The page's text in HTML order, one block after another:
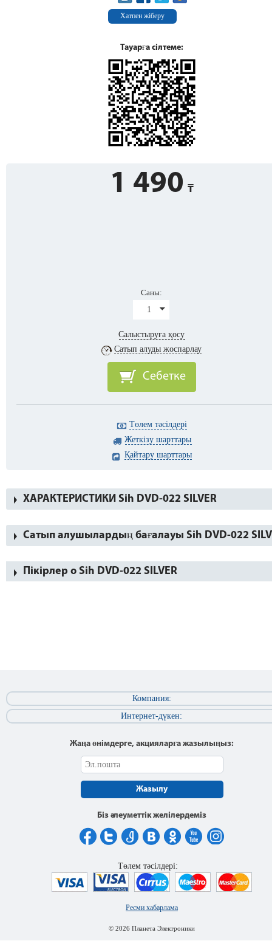
Хатпен жіберу
Тауарға сілтеме:
1 490
Саны:
1
Салыстыруға қосу
Сатып алуды жоспарлау
Себетке
Төлем тәсілдері
Жеткізу шарттары
Қайтару шарттары
ХАРАКТЕРИСТИКИ Sih DVD-022 SILVER
Сатып алушылардың бағалауы Sih DVD-022
Пікірлер о Sih DVD-022 SILVER
Компания:
Интернет-дүкен:
Жаңа өнімдерге, акцияларға жазылыңыз:
Жазылу
Біз әлеуметтік желілердеміз
Ресми хабарлама
© 2026 Планета Электроники
Төлем тәсілдері: